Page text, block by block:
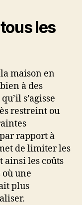
les
maison en
à des
s’agisse
restreint ou
rapport à
de limiter les
ainsi les coûts
où une
plus